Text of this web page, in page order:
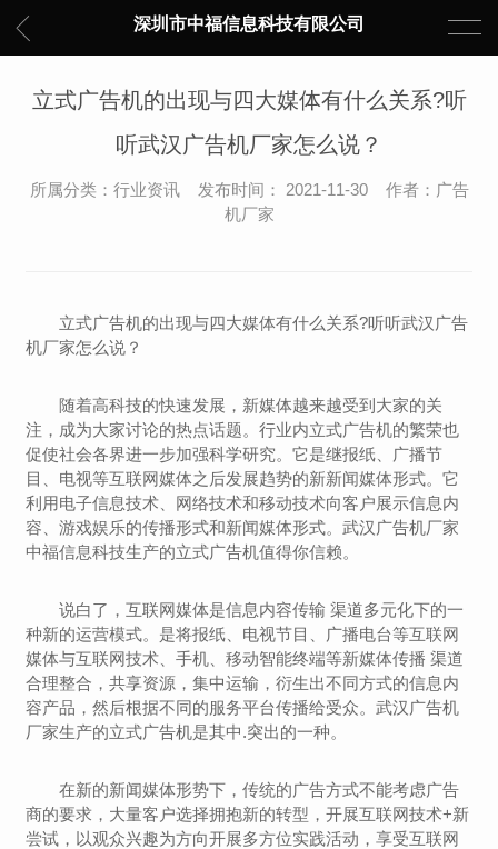
深圳市中福信息科技有限公司
立式广告机的出现与四大媒体有什么关系?听
听武汉广告机厂家怎么说？
所属分类：行业资讯 发布时间： 2021-11-30 作者：广告
机厂家
立式广告机的出现与四大媒体有什么关系?听听武汉广告
机厂家怎么说？
随着高科技的快速发展，新媒体越来越受到大家的关
注，成为大家讨论的热点话题。行业内立式广告机的繁荣也
促使社会各界进一步加强科学研究。它是继报纸、广播节
目、电视等互联网媒体之后发展趋势的新新闻媒体形式。它
利用电子信息技术、网络技术和移动技术向客户展示信息内
容、游戏娱乐的传播形式和新闻媒体形式。武汉广告机厂家
中福信息科技生产的立式广告机值得你信赖。
说白了，互联网媒体是信息内容传输 渠道多元化下的一
种新的运营模式。是将报纸、电视节目、广播电台等互联网
媒体与互联网技术、手机、移动智能终端等新媒体传播 渠道
合理整合，共享资源，集中运输，衍生出不同方式的信息内
容产品，然后根据不同的服务平台传播给受众。武汉广告机
厂家生产的立式广告机是其中.突出的一种。
在新的新闻媒体形势下，传统的广告方式不能考虑广告
商的要求，大量客户选择拥抱新的转型，开展互联网技术+新
尝试，以观众兴趣为方向开展多方位实践活动，享受互联网